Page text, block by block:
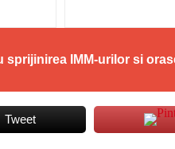
sprijinirea IMM-urilor si
Tweet